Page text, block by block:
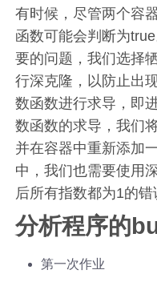
有时候，尽管两个容
函数可能会判断为
要的问题，我们选择
行深克隆，以防止出
数函数进行求导，即
数函数的求导，我们
并在容器中重新添加
中，我们也需要使用
后所有指数都为1的错
分析程序的
第一次作业